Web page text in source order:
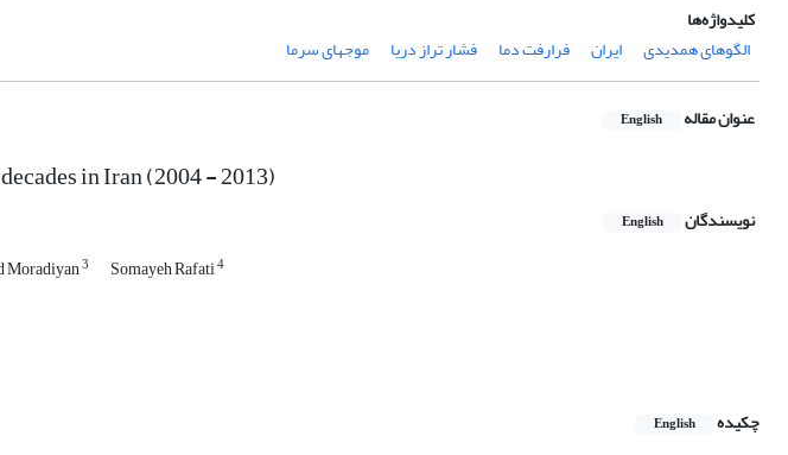
کلیدواژه‌ها
الگوهای همدیدی
ایران فرارفت دما فشار تراز دریا موج‏های سرما
عنوان مقاله English
in Iran (2004 - 2013)
نویسندگان English
Moradiyan3 Somayeh Rafati4
چکیده
English